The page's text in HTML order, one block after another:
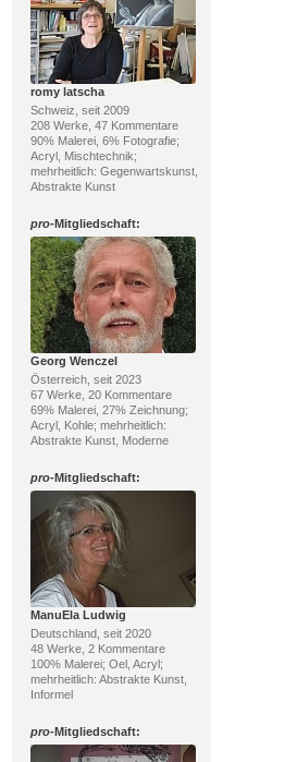
romy latscha
Schweiz, seit 2009
208 Werke, 47 Kommentare
90% Malerei, 6% Fotografie;
Acryl, Mischtechnik;
mehrheitlich: Gegenwartskunst,
Abstrakte Kunst
pro-Mitgliedschaft:
Georg Wenczel
Österreich, seit 2023
67 Werke, 20 Kommentare
69% Malerei, 27% Zeichnung;
Acryl, Kohle; mehrheitlich:
Abstrakte Kunst, Moderne
pro-Mitgliedschaft:
ManuEla Ludwig
Deutschland, seit 2020
48 Werke, 2 Kommentare
100% Malerei; Oel, Acryl;
mehrheitlich: Abstrakte Kunst,
Informel
pro-Mitgliedschaft: